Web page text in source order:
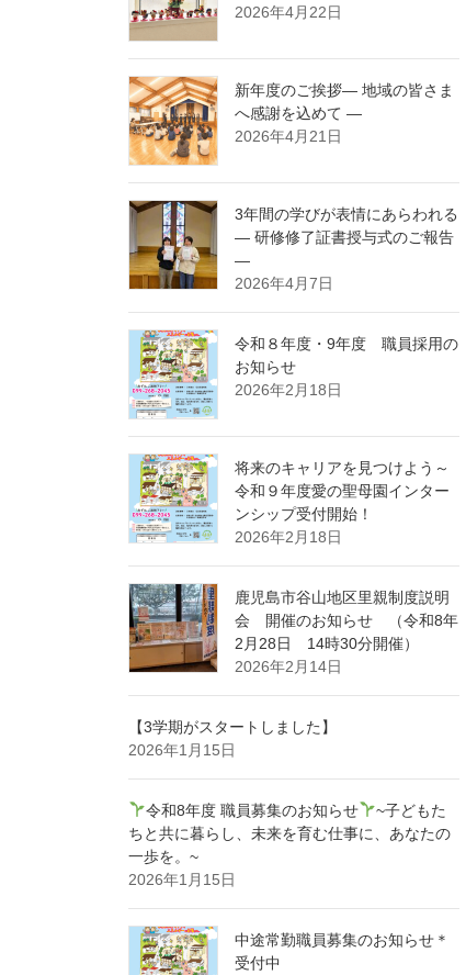
2026年4月22日
新年度のご挨拶― 地域の皆さま
へ感謝を込めて ―
2026年4月21日
3年間の学びが表情にあらわれる
― 研修修了証書授与式のご報告
―
2026年4月7日
令和８年度・9年度 職員採用の
お知らせ
2026年2月18日
将来のキャリアを見つけよう～
令和９年度愛の聖母園インター
ンシップ受付開始！
2026年2月18日
鹿児島市谷山地区里親制度説明
会 開催のお知らせ （令和8年
2月28日 14時30分開催）
2026年2月14日
【3学期がスタートしました】
2026年1月15日
令和8年度 職員募集のお知らせ
~子どもた
ちと共に暮らし、未来を育む仕事に、あなたの
一歩を。~
2026年1月15日
中途常勤職員募集のお知らせ＊
受付中